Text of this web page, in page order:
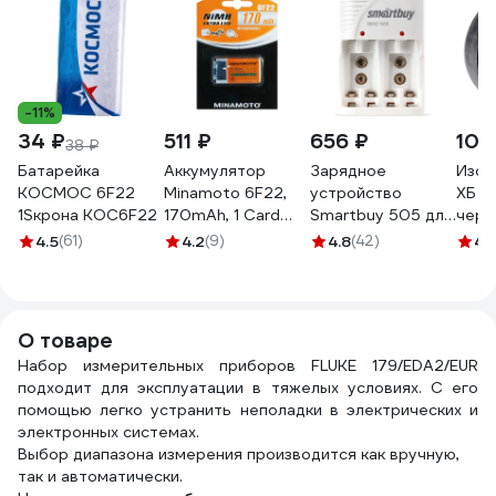
-11%
34 ₽38 ₽
Батарейка
КОСМОС 6F22
1Sкрона KOC6F22
4.5(61)
511 ₽
Аккумулятор
Minamoto 6F22,
170mAh, 1 Card
51114.2(9)
656 ₽
Зарядное
устройство
Smartbuy 505 для
ni-mh/ni-cd
4.8(42)
ХБ
4.1
О товаре
Набор измерительных приборов FLUKE 179/EDA2/EUR
подходит для эксплуатации в тяжелых условиях. С его
помощью легко устранить неполадки в электрических и
электронных системах.
Выбор диапазона измерения производится как вручную,
так и автоматически.